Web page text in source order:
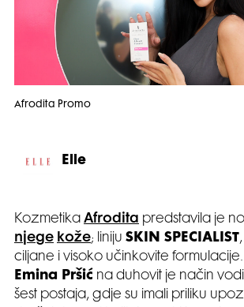
Afrodita Promo
Elle
Kozmetika Afrodita predstavila je
njege kože; liniju SKIN SPECIALIST
ciljane i visoko učinkovite
Emina Pršić na duhovit je način
šest postaja, gdje su imali priliku